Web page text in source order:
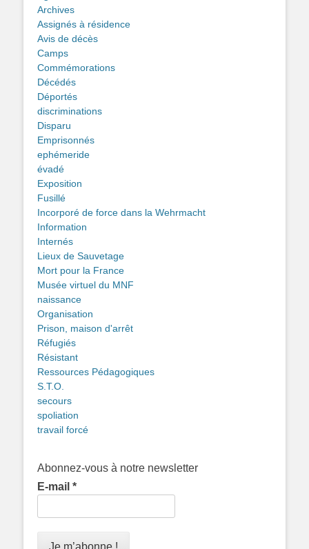
Archives
Assignés à résidence
Avis de décès
Camps
Commémorations
Décédés
Déportés
discriminations
Disparu
Emprisonnés
ephémeride
évadé
Exposition
Fusillé
Incorporé de force dans la Wehrmacht
Information
Internés
Lieux de Sauvetage
Mort pour la France
Musée virtuel du MNF
naissance
Organisation
Prison, maison d'arrêt
Réfugiés
Résistant
Ressources Pédagogiques
S.T.O.
secours
spoliation
travail forcé
Abonnez-vous à notre newsletter
E-mail *